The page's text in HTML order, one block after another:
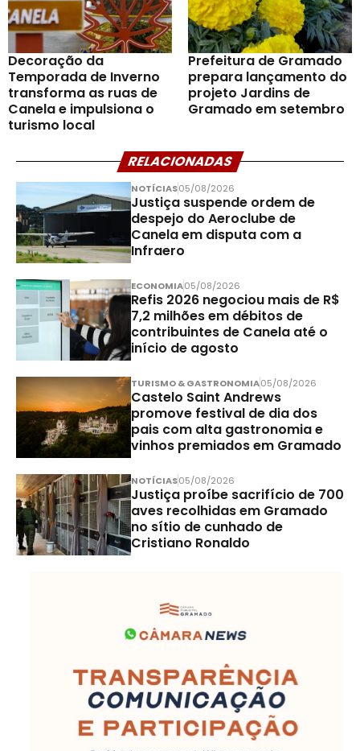
Decoração da
Temporada de Inverno
transforma as ruas de
Canela e impulsiona o
turismo local
Prefeitura de Gramado
prepara lançamento do
projeto Jardins de
Gramado em setembro
RELACIONADAS
NOTÍCIAS05/08/2026
Justiça suspende ordem de
despejo do Aeroclube de
Canela em disputa com a
Infraero
ECONOMIA05/08/2026
Refis 2026 negociou mais de R$
7,2 milhões em débitos de
contribuintes de Canela até o
início de agosto
TURISMO & GASTRONOMIA05/08/2026
Castelo Saint Andrews
promove festival de dia dos
pais com alta gastronomia e
vinhos premiados em Gramado
NOTÍCIAS05/08/2026
Justiça proíbe sacrifício de 700
aves recolhidas em Gramado
no sítio de cunhado de
Cristiano Ronaldo